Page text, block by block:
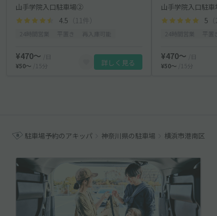
山手学院入口駐車場②
4.5 （11件）
¥470〜
/日
¥50〜
/15分 詳しく見る
山手学院入口駐
5
¥470〜
/日
¥50〜
/15分
駐車場予約のアキッパ 神奈川県の駐車場 横浜市港南区の